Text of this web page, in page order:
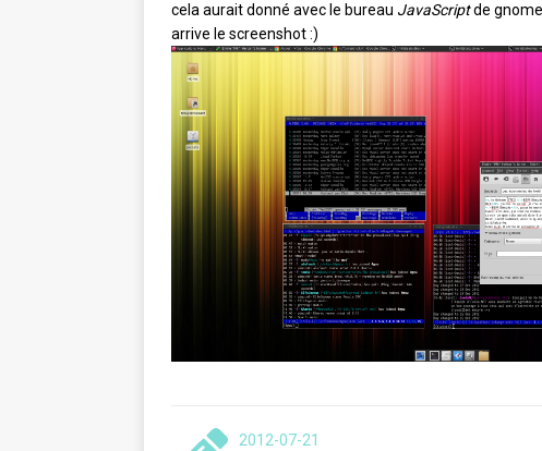
cela aurait donné avec le bureau JavaScriptde
arrive le screenshot :)
2012-07-21